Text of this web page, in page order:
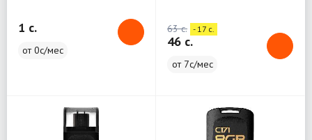
1 c.
от 0с/мес
63 c. - 17 c.
46 c.
от 7с/мес